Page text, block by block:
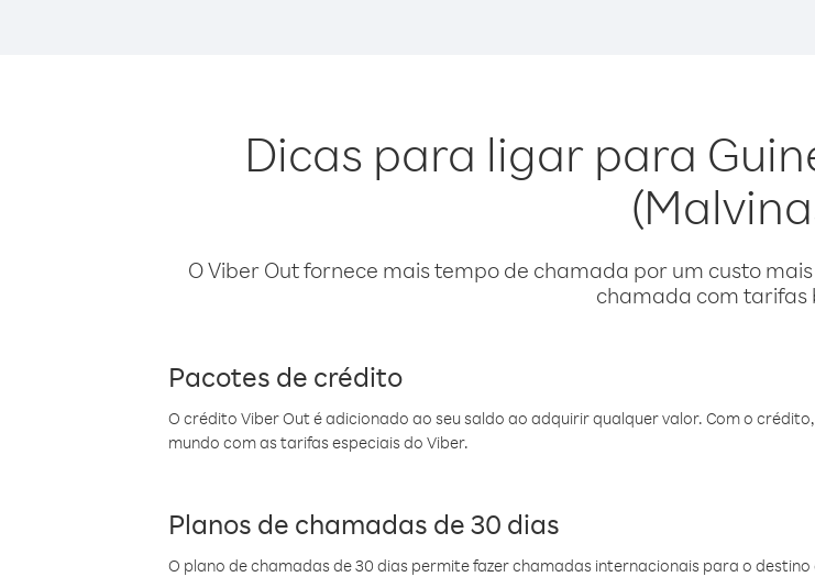
Dicas para ligar para
O Viber Out fornece mais tempo de chamada por um custo
chamada com tarifas
Pacotes de crédito
O crédito Viber Out é adicionado ao seu saldo ao adquirir qualquer valor. Com o
mundo com as tarifas especiais do Viber.
Planos de chamadas de 30 dias
O plano de chamadas de 30 dias permite fazer chamadas internacionais para o